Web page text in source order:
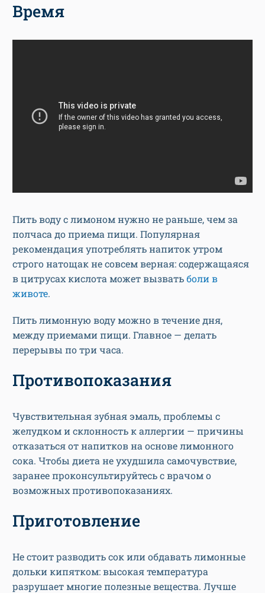
Время
Пить воду с лимоном нужно не раньше, чем за
полчаса до приема пищи. Популярная
рекомендация употреблять напиток утром
строго натощак не совсем верная: содержащаяся
в цитрусах кислота может вызватьболи в
животе.
Пить лимонную воду можно в течение дня,
между приемами пищи. Главное — делать
перерывы по три часа.
Противопоказания
Чувствительная зубная эмаль, проблемы с
желудком и склонность к аллергии — причины
отказаться от напитков на основе лимонного
сока. Чтобы диета не ухудшила самочувствие,
заранее проконсультируйтесь с врачом о
возможных противопоказаниях.
Приготовление
Не стоит разводить сок или обдавать лимонные
дольки кипятком: высокая температура
разрушает многие полезные вещества. Лучше